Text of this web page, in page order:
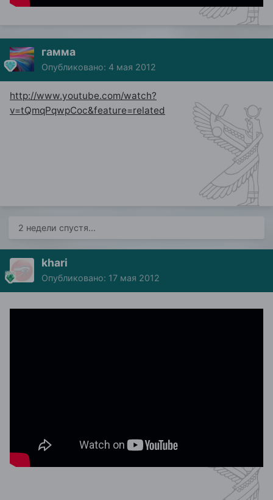
гамма
Опубликовано: 4 мая 2012
http://www.youtube.com/watch?
v=tQmqPqwpCoc&feature=related
2 недели спустя...
khari
Опубликовано: 17 мая 2012